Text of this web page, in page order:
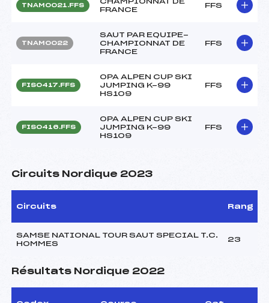
TNAM0021.FFS
FRANCE
FFS
TNAM0022
SAUT PAR EQUIPE-
CHAMPIONNAT DE
FRANCE
FFS
FIS0417.FFS
OPA ALPEN CUP SKI
JUMPING K-99
HS109
FFS
FIS0416.FFS
OPA ALPEN CUP SKI
JUMPING K-99
HS109
FFS
Circuits Nordique 2023
Circuits Rang
SAMSE NATIONAL TOUR SAUT SPECIAL T.C.
HOMMES
23
Résultats Nordique 2022